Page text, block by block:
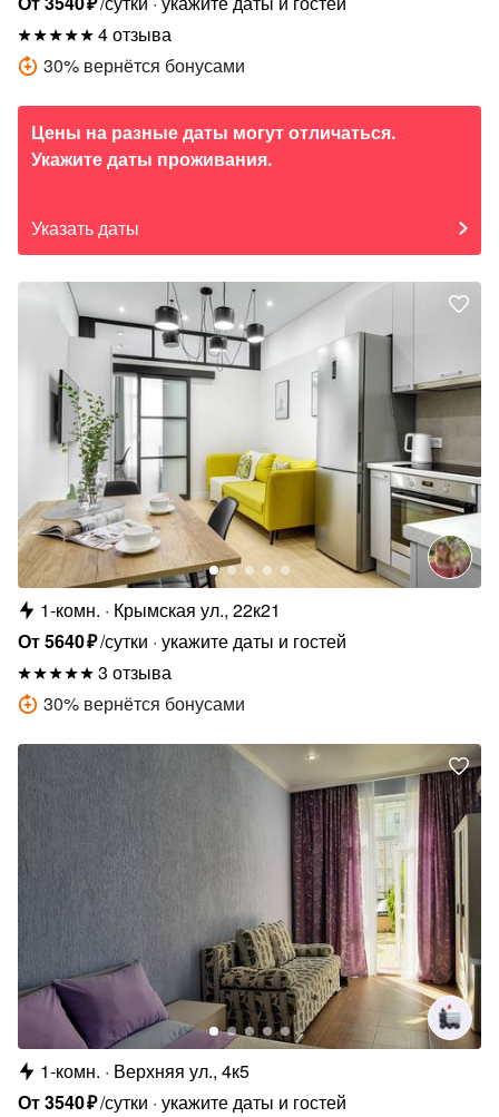
4 отзыва
30% вернётся бонусами
Цены на разные даты могут отличаться.
Укажите даты проживания.
Указать даты
1-комн.
Крымская ул., 22к21
От5640₽/сутки укажите даты и гостей
3 отзыва
30% вернётся бонусами
1-комн.
Верхняя ул., 4к5
От3540₽/сутки укажите даты и гостей